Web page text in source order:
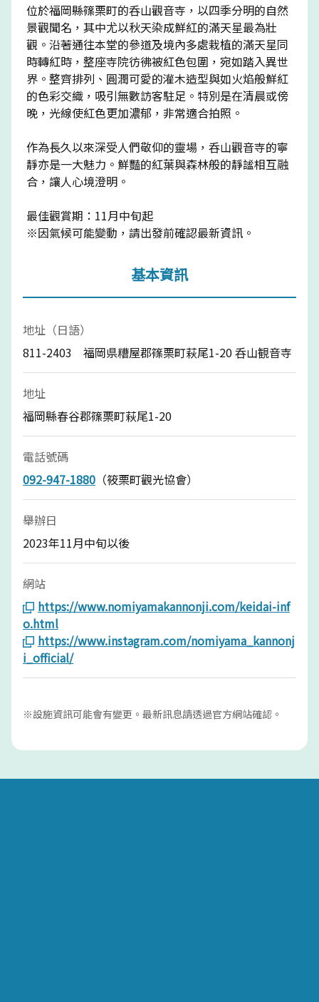
位於福岡縣篠栗町的呑山觀音寺，以四季分明的自然
景觀聞名，其中尤以秋天染成鮮紅的滿天星最為壯
觀。沿著通往本堂的參道及境內多處栽植的滿天星同
時轉紅時，整座寺院彷彿被紅色包圍，宛如踏入異世
界。整齊排列、圓潤可愛的灌木造型與如火焰般鮮紅
的色彩交織，吸引無數訪客駐足。特別是在清晨或傍
晚，光線使紅色更加濃郁，非常適合拍照。
作為長久以來深受人們敬仰的靈場，呑山觀音寺的寧
靜亦是一大魅力。鮮豔的紅葉與森林般的靜謐相互融
合，讓人心境澄明。
最佳觀賞期：11月中旬起
※因氣候可能變動，請出發前確認最新資訊。
基本資訊
地址（日語）
811-2403 福岡県糟屋郡篠栗町萩尾1-20 呑山観音寺
地址
福岡縣春谷郡篠栗町萩尾1-20
電話號碼
092-947-1880 （筱栗町觀光協會）
舉辦日
2023年11月中旬以後
網站
https://www.nomiyamakannonji.com/keidai-inf
o.html
https://www.instagram.com/nomiyama_kannonj
i_official/
※設施資訊可能會有變更。最新訊息請透過官方網站確認。